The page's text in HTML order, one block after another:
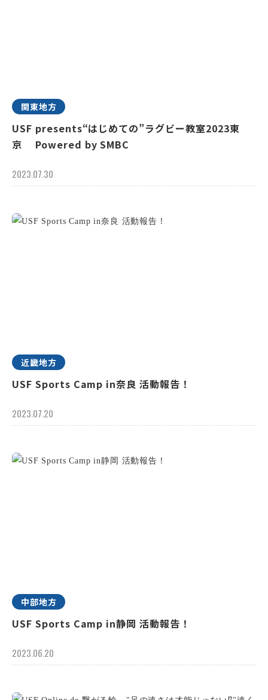
関東地方
USF presents“はじめての”ラグビー教室2023東
京 Powered by SMBC
2023.07.30
近畿地方
USF Sports Camp in奈良 活動報告！
2023.07.20
中部地方
USF Sports Camp in静岡 活動報告！
2023.06.20